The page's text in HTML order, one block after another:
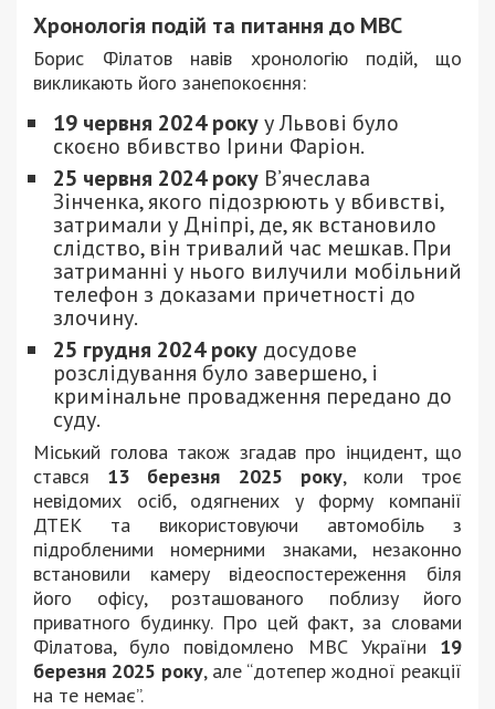
Хронологія подій та питання до МВС
Борис Філатов навів хронологію подій, що
викликають його занепокоєння:
19 червня 2024 рокуу Львові було
скоєно вбивство Ірини Фаріон.
25 червня 2024 року В’ячеслава
Зінченка, якого підозрюють у вбивстві,
затримали у Дніпрі, де, як встановило
слідство, він тривалий час мешкав. При
затриманні у нього вилучили мобільний
телефон з доказами причетності до
злочину.
25 грудня 2024 року досудове
розслідування було завершено, і
кримінальне провадження передано до
суду.
Міський голова також згадав про інцидент, що
стався 13 березня 2025 року, коли троє
невідомих осіб, одягнених у форму компанії
ДТЕК та використовуючи автомобіль з
підробленими номерними знаками, незаконно
встановили камеру відеоспостереження біля
його офісу, розташованого поблизу його
приватного будинку. Про цей факт, за словами
Філатова, було повідомлено МВС України 19
березня 2025 року, але “дотепер жодної реакції
на те немає”.